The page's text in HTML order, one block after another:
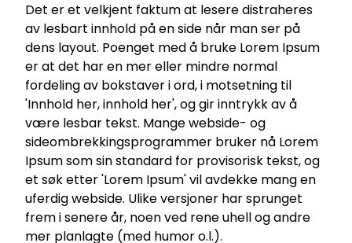
Det er et velkjent faktum at lesere distraheres
av lesbart innhold på en side når man ser på
dens layout. Poenget med å bruke Lorem Ipsum
er at det har en mer eller mindre normal
fordeling av bokstaver i ord, i motsetning til
'Innhold her, innhold her', og gir inntrykk av å
være lesbar tekst. Mange webside- og
sideombrekkingsprogrammer bruker nå Lorem
Ipsum som sin standard for provisorisk tekst, og
et søk etter 'Lorem Ipsum' vil avdekke mang en
uferdig webside. Ulike versjoner har sprunget
frem i senere år, noen ved rene uhell og andre
mer planlagte (med humor o.l.).